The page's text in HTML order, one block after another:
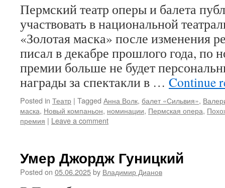
Пермский театр оперы и балета
участвовать в национальной
«Золотая маска» после изменения
писал в декабре прошлого года, по
премии больше не будет
награды за спектакли в … Continue
Posted in Театр | Tagged Анна Волк, балет «Сильвия»,
маска, Новый компаньон, номинации, Пермская опера,
премия | Leave a comment
Умер Джордж Гуницкий
Posted on 05.06.2025by Владимир Дианов